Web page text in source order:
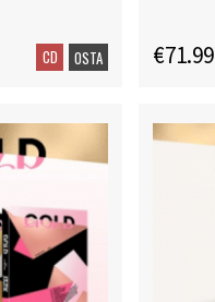
CD OSTA €71.99